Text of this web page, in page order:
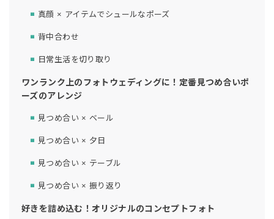
真顔 × アイテムでシュールなポーズ
背中合わせ
日常生活を切り取り
ワンランク上のフォトウェディングに！定番見つめ合いポ
ーズのアレンジ
見つめ合い × ベール
見つめ合い × 夕日
見つめ合い × テーブル
見つめ合い × 振り返り
好きを詰め込む！オリジナルのコンセプトフォト